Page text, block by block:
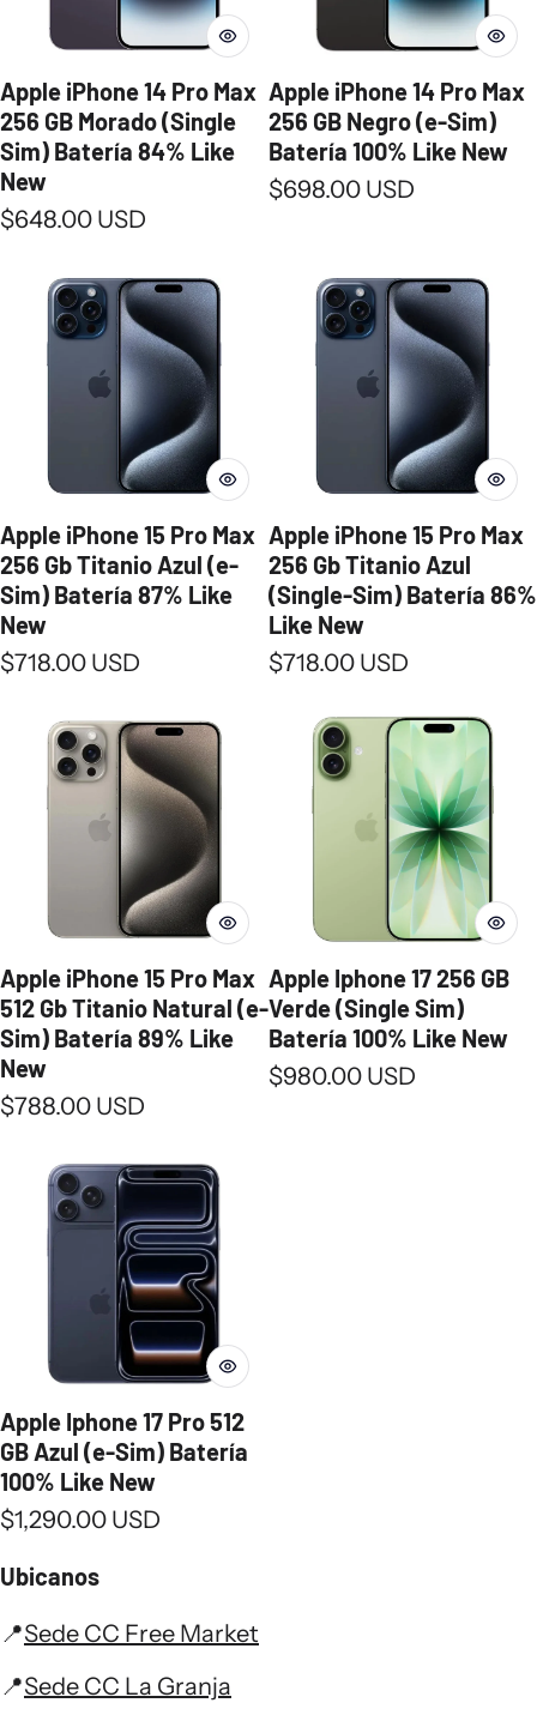
Apple iPhone 14 Pro Max
256 GB Morado (Single
Sim) Batería 84% Like
New
Precio normal
$648.00 USD
Apple iPhone 14 Pro Max
256 GB Negro (e-Sim)
Batería 100% Like New
Precio normal
$698.00 USD
Apple iPhone 15 Pro Max
256 Gb Titanio Azul (e-
Sim) Batería 87% Like
New
Precio normal
$718.00 USD
Apple iPhone 15 Pro Max
256 Gb Titanio Azul
(Single-Sim) Batería 86%
Like New
Precio normal
$718.00 USD
Apple iPhone 15 Pro Max
512 Gb Titanio Natural (e-
Sim) Batería 89% Like
New
Precio normal
$788.00 USD
Apple Iphone 17 256 GB
Verde (Single Sim)
Batería 100% Like New
Precio normal
$980.00 USD
Apple Iphone 17 Pro 512
GB Azul (e-Sim) Batería
100% Like New
Precio normal
$1,290.00 USD
Ubicanos
📍Sede CC Free Market
📍Sede CC La Granja